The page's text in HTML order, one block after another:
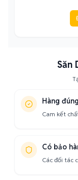
Săn
Hàng
Cam kết
Có bảo
Các đối tác